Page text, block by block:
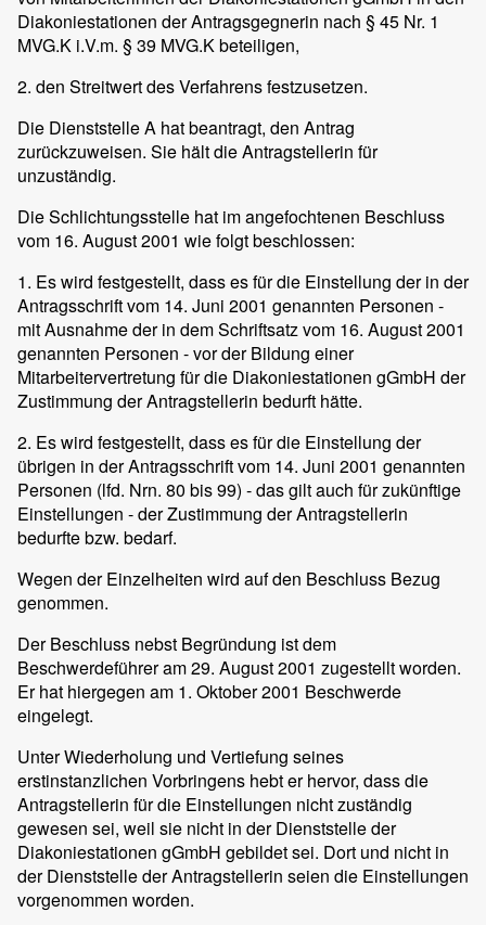
Diakoniestationen der Antragsgegnerin nach § 45 Nr. 1
MVG.K i.V.m. § 39 MVG.K beteiligen,
2. den Streitwert des Verfahrens festzusetzen.
Die Dienststelle A hat beantragt, den Antrag
zurückzuweisen. Sie hält die Antragstellerin für
unzuständig.
Die Schlichtungsstelle hat im angefochtenen Beschluss
vom 16. August 2001 wie folgt beschlossen:
1. Es wird festgestellt, dass es für die Einstellung der in der
Antragsschrift vom 14. Juni 2001 genannten Personen -
mit Ausnahme der in dem Schriftsatz vom 16. August 2001
genannten Personen - vor der Bildung einer
Mitarbeitervertretung für die Diakoniestationen gGmbH der
Zustimmung der Antragstellerin bedurft hätte.
2. Es wird festgestellt, dass es für die Einstellung der
übrigen in der Antragsschrift vom 14. Juni 2001 genannten
Personen (lfd. Nrn. 80 bis 99) - das gilt auch für zukünftige
Einstellungen - der Zustimmung der Antragstellerin
bedurfte bzw. bedarf.
Wegen der Einzelheiten wird auf den Beschluss Bezug
genommen.
Der Beschluss nebst Begründung ist dem
Beschwerdeführer am 29. August 2001 zugestellt worden.
Er hat hiergegen am 1. Oktober 2001 Beschwerde
eingelegt.
Unter Wiederholung und Vertiefung seines
erstinstanzlichen Vorbringens hebt er hervor, dass die
Antragstellerin für die Einstellungen nicht zuständig
gewesen sei, weil sie nicht in der Dienststelle der
Diakoniestationen gGmbH gebildet sei. Dort und nicht in
der Dienststelle der Antragstellerin seien die Einstellungen
vorgenommen worden.